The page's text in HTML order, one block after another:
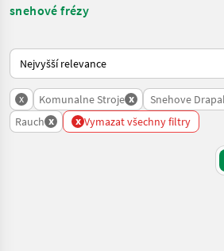
snehové frézy
Takto se řadí nabídky na Landwirt.com
x Komunalne Stroje x Snehove
Rauch x x Vymazat všechny filtry